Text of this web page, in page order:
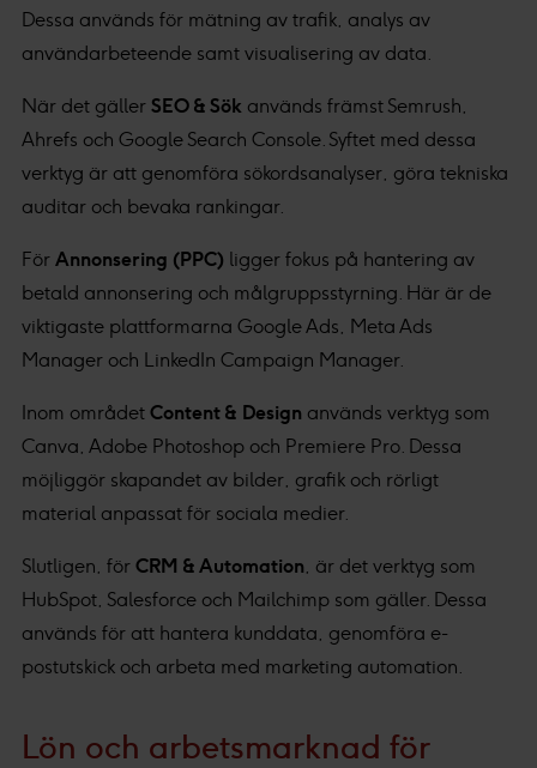
Dessa används för mätning av trafik, analys av
användarbeteende samt visualisering av data.
När det gäller SEO & Sök används främst Semrush,
Ahrefs och Google Search Console. Syftet med dessa
verktyg är att genomföra sökordsanalyser, göra tekniska
auditar och bevaka rankingar.
För Annonsering (PPC) ligger fokus på hantering av
betald annonsering och målgruppsstyrning. Här är de
viktigaste plattformarna Google Ads, Meta Ads
Manager och LinkedIn Campaign Manager.
Inom området Content & Design används verktyg som
Canva, Adobe Photoshop och Premiere Pro. Dessa
möjliggör skapandet av bilder, grafik och rörligt
material anpassat för sociala medier.
Slutligen, för CRM & Automation, är det verktyg som
HubSpot, Salesforce och Mailchimp som gäller. Dessa
används för att hantera kunddata, genomföra e-
postutskick och arbeta med marketing automation.
Lön och arbetsmarknad för